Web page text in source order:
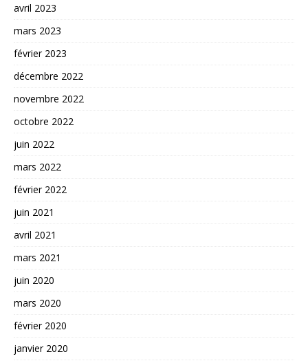
avril 2023
mars 2023
février 2023
décembre 2022
novembre 2022
octobre 2022
juin 2022
mars 2022
février 2022
juin 2021
avril 2021
mars 2021
juin 2020
mars 2020
février 2020
janvier 2020